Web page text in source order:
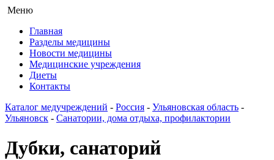
Меню
Главная
Разделы медицины
Новости медицины
Медицинские учреждения
Диеты
Контакты
Каталог медучреждений - Россия - Ульяновская область -
Ульяновск - Санатории, дома отдыха, профилактории
Дубки, санаторий